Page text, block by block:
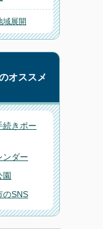
域展開
オススメ
続きポー
ンダー
園
のSNS